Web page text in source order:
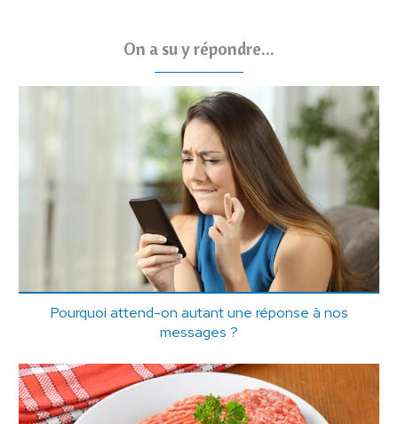
On a su y répondre...
Pourquoi attend-on autant une réponse à nos
messages ?